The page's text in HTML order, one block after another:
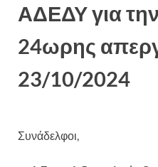
ΑΔΕΔΥ για
24ωρης
23/10/2024
Συνάδελφοι,